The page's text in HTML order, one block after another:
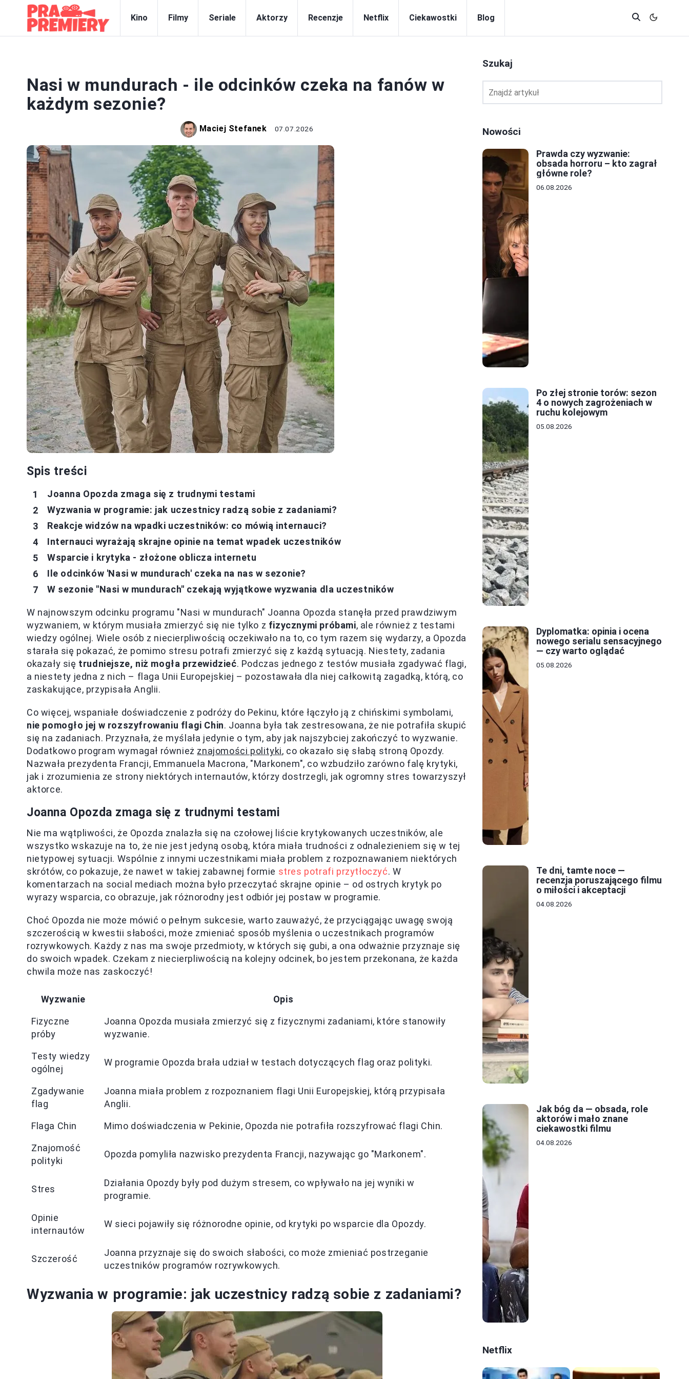
Kino Filmy Seriale Aktorzy Recenzje Netflix Ciekawostki Blog
Nasi w mundurach - ile odcinków czeka na fanów w
każdym sezonie?
Maciej Stefanek 07.07.2026
Spis treści
Joanna Opozda zmaga się z trudnymi testami
Wyzwania w programie: jak uczestnicy radzą sobie z zadaniami?
Reakcje widzów na wpadki uczestników: co mówią internauci?
Internauci wyrażają skrajne opinie na temat wpadek uczestników
Wsparcie i krytyka - złożone oblicza internetu
Ile odcinków 'Nasi w mundurach' czeka na nas w sezonie?
W sezonie "Nasi w mundurach" czekają wyjątkowe wyzwania dla uczestników
W najnowszym odcinku programu "Nasi w mundurach" Joanna Opozda stanęła przed prawdziwym
wyzwaniem, w którym musiała zmierzyć się nie tylko z fizycznymi próbami, ale również z testami
wiedzy ogólnej. Wiele osób z niecierpliwością oczekiwało na to, co tym razem się wydarzy, a Opozda
starała się pokazać, że pomimo stresu potrafi zmierzyć się z każdą sytuacją. Niestety, zadania
okazały się trudniejsze, niż mogła przewidzieć. Podczas jednego z testów musiała zgadywać flagi,
a niestety jedna z nich – flaga Unii Europejskiej – pozostawała dla niej całkowitą zagadką, którą, co
zaskakujące, przypisała Anglii.
Co więcej, wspaniałe doświadczenie z podróży do Pekinu, które łączyło ją z chińskimi symbolami,
nie pomogło jej w rozszyfrowaniu flagi Chin. Joanna była tak zestresowana, że nie potrafiła skupić
się na zadaniach. Przyznała, że myślała jedynie o tym, aby jak najszybciej zakończyć to wyzwanie.
Dodatkowo program wymagał również znajomości polityki, co okazało się słabą stroną Opozdy.
Nazwała prezydenta Francji, Emmanuela Macrona, "Markonem", co wzbudziło zarówno falę krytyki,
jak i zrozumienia ze strony niektórych internautów, którzy dostrzegli, jak ogromny stres towarzyszył
aktorce.
Joanna Opozda zmaga się z trudnymi testami
Nie ma wątpliwości, że Opozda znalazła się na czołowej liście krytykowanych uczestników, ale
wszystko wskazuje na to, że nie jest jedyną osobą, która miała trudności z odnalezieniem się w tej
nietypowej sytuacji. Wspólnie z innymi uczestnikami miała problem z rozpoznawaniem niektórych
skrótów, co pokazuje, że nawet w takiej zabawnej formie stres potrafi przytłoczyć. W
komentarzach na social mediach można było przeczytać skrajne opinie – od ostrych krytyk po
wyrazy wsparcia, co obrazuje, jak różnorodny jest odbiór jej postaw w programie.
Choć Opozda nie może mówić o pełnym sukcesie, warto zauważyć, że przyciągając uwagę swoją
szczerością w kwestii słabości, może zmieniać sposób myślenia o uczestnikach programów
rozrywkowych. Każdy z nas ma swoje przedmioty, w których się gubi, a ona odważnie przyznaje się
do swoich wpadek. Czekam z niecierpliwością na kolejny odcinek, bo jestem przekonana, że każda
chwila może nas zaskoczyć!
Wyzwanie Opis
Fizyczne
próby
Joanna Opozda musiała zmierzyć się z fizycznymi zadaniami, które stanowiły
wyzwanie.
Testy wiedzy
ogólnej
W programie Opozda brała udział w testach dotyczących flag oraz polityki.
Zgadywanie
flag
Joanna miała problem z rozpoznaniem flagi Unii Europejskiej, którą przypisała
Anglii.
Flaga Chin Mimo doświadczenia w Pekinie, Opozda nie potrafiła rozszyfrować flagi Chin.
Znajomość
polityki
Opozda pomyliła nazwisko prezydenta Francji, nazywając go "Markonem".
Stres
Działania Opozdy były pod dużym stresem, co wpływało na jej wyniki w
programie.
Opinie
internautów
W sieci pojawiły się różnorodne opinie, od krytyki po wsparcie dla Opozdy.
Szczerość
Joanna przyznaje się do swoich słabości, co może zmieniać postrzeganie
uczestników programów rozrywkowych.
Wyzwania w programie: jak uczestnicy radzą sobie z zadaniami?
Szukaj
Nowości
Prawda czy wyzwanie:
obsada horroru – kto zagrał
główne role?
06.08.2026
Po złej stronie torów: sezon
4 o nowych zagrożeniach w
ruchu kolejowym
05.08.2026
Dyplomatka: opinia i ocena
nowego serialu sensacyjnego
— czy warto oglądać
05.08.2026
Te dni, tamte noce —
recenzja poruszającego filmu
o miłości i akceptacji
04.08.2026
Jak bóg da — obsada, role
aktorów i mało znane
ciekawostki filmu
04.08.2026
Netflix